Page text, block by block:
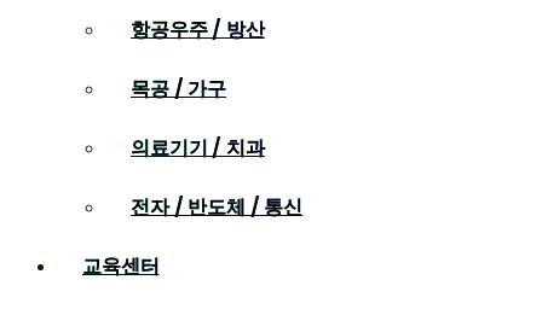
항공우주 / 방산
목공 / 가구
의료기기 / 치과
전자 / 반도체 / 통신
교육센터